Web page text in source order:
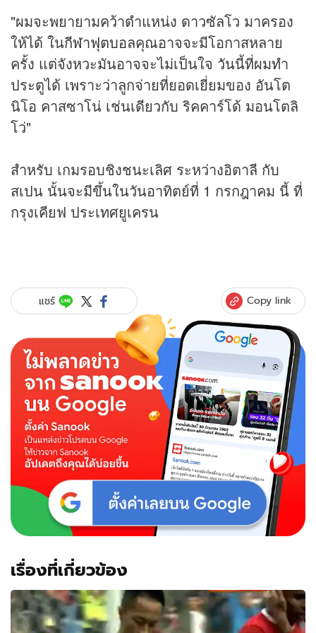
"ผมจะพยายามคว้าตำแหน่ง ดาวซัลโว มาครอง
ให้ได้ ในกีฬาฟุตบอลคุณอาจจะมีโอกาสหลาย
ครั้ง แต่จังหวะมันอาจจะไม่เป็นใจ วันนี้ที่ผมทำ
ประตูได้ เพราะว่าลูกจ่ายที่ยอดเยี่ยมของ อันโต
นิโอ คาสซาโน่ เช่นเดียวกับ ริคคาร์โด้ มอนโตลิ
โว่"
สำหรับ เกมรอบชิงชนะเลิศ ระหว่างอิตาลี กับ
สเปน นั้นจะมีขึ้นในวันอาทิตย์ที่ 1 กรกฎาคม นี้ ที่
กรุงเคียฟ ประเทศยูเครน
แชร์ Copy link
เรื่องที่เกี่ยวข้อง